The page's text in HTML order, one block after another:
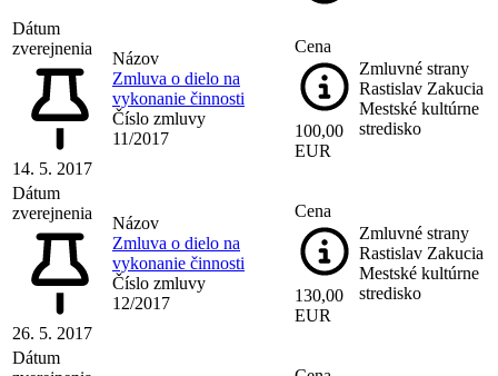
Dátum
zverejnenia
14. 5. 2017
Názov
Zmluva o dielo na
vykonanie činnosti
Číslo zmluvy
11/2017
Cena
100,00
EUR
Zmluvné strany
Rastislav Zakucia
Mestské kultúrne
stredisko
Dátum
zverejnenia
26. 5. 2017
Názov
Zmluva o dielo na
vykonanie činnosti
Číslo zmluvy
12/2017
Cena
130,00
EUR
Zmluvné strany
Rastislav Zakucia
Mestské kultúrne
stredisko
Dátum